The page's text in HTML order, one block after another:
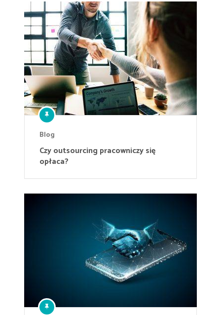
Blog
Czy outsourcing pracowniczy się
opłaca?